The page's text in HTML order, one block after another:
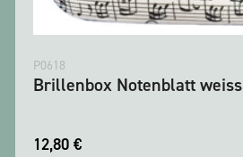
P0618
Brillenbox Notenblatt weiss
12,80 €